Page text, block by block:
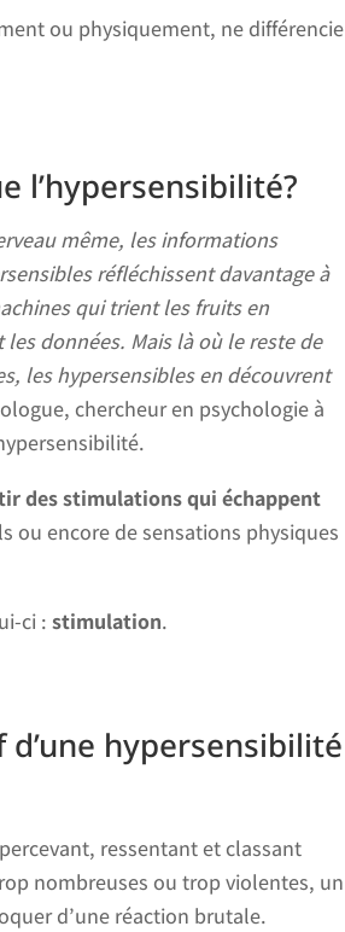
ou physiquement, ne différencie
l’hypersensibilité?
même, les informations
réfléchissent davantage à
qui trient les fruits en
données. Mais là où le reste de
les hypersensibles en découvrent
chercheur en psychologie à
des stimulations qui échappent
ou encore de sensations physiques
ci : stimulation.
hypersensibilité
ressentant et classant
nombreuses ou trop violentes, un
d’une réaction brutale.